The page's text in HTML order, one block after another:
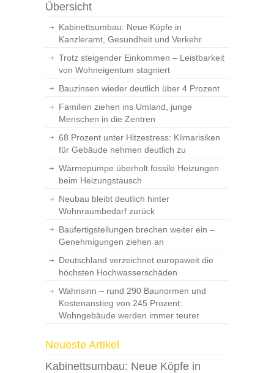
Übersicht
Kabinettsumbau: Neue Köpfe in
Kanzleramt, Gesundheit und Verkehr
Trotz steigender Einkommen – Leistbarkeit
von Wohneigentum stagniert
Bauzinsen wieder deutlich über 4 Prozent
Familien ziehen ins Umland, junge
Menschen in die Zentren
68 Prozent unter Hitzestress: Klimarisiken
für Gebäude nehmen deutlich zu
Wärmepumpe überholt fossile Heizungen
beim Heizungstausch
Neubau bleibt deutlich hinter
Wohnraumbedarf zurück
Baufertigstellungen brechen weiter ein –
Genehmigungen ziehen an
Deutschland verzeichnet europaweit die
höchsten Hochwasserschäden
Wahnsinn – rund 290 Baunormen und
Kostenanstieg von 245 Prozent:
Wohngebäude werden immer teurer
Neueste Artikel
Kabinettsumbau: Neue Köpfe in